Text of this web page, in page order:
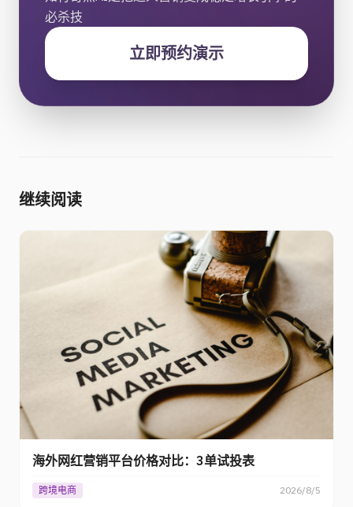
必杀技
立即预约演示
继续阅读
海外网红营销平台价格对比：3单试投表
跨境电商 2026/8/5